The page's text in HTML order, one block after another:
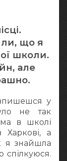
що я
школи.
але
у
не так
в школі
а
я знайшла
спілкуюся.